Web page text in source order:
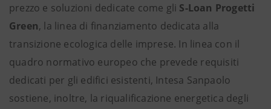
prezzo e soluzioni dedicate come gli S-Loan Progetti
Green, la linea di finanziamento dedicata alla
transizione ecologica delle imprese. In linea con il
quadro normativo europeo che prevede requisiti
dedicati per gli edifici esistenti, Intesa Sanpaolo
sostiene, inoltre, la riqualificazione energetica degli